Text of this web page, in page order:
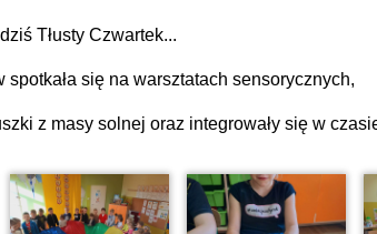
Tłusty Czwartek...
się na warsztatach sensorycznych,
z masy solnej oraz integrowały się w